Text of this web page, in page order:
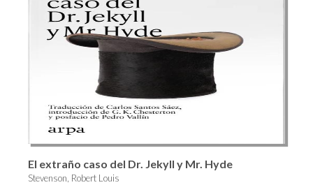
El extraño caso del Dr. Jekyll y Mr. Hyde
Stevenson, Robert Louis